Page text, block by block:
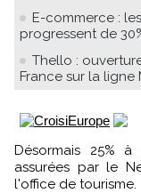
E-commerce :
progressent de
Thello :
France sur la ligne
Désormais 25% à 30 % des réservations totales sont
assurées par le
l'office de tourisme.